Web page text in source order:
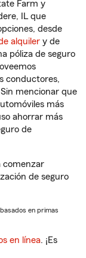
Farm y
IL que
desde
alquiler y de
póliza de seguro
conductores,
mencionar que
más
ahorrar más
de
comenzar
de seguro
en primas
en línea. ¡Es